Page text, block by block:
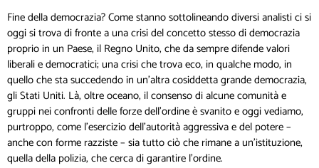
Fine della democrazia? Come stanno sottolineando diversi analisti ci si
oggi si trova di fronte a una crisi del concetto stesso di democrazia
proprio in un Paese, il Regno Unito, che da sempre difende valori
liberali e democratici; una crisi che trova eco, in qualche modo, in
quello che sta succedendo in un’altra cosiddetta grande democrazia,
gli Stati Uniti. Là, oltre oceano, il consenso di alcune comunità e
gruppi nei confronti delle forze dell’ordine è svanito e oggi vediamo,
purtroppo, come l’esercizio dell’autorità aggressiva e del potere –
anche con forme razziste – sia tutto ciò che rimane a un’istituzione,
quella della polizia, che cerca di garantire l’ordine.